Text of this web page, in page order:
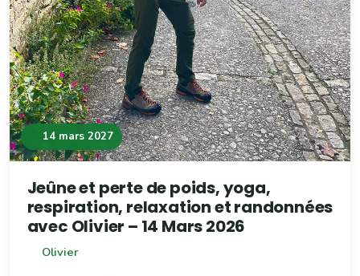
14 mars 2027
Jeûne et perte de poids, yoga,
respiration, relaxation et randonnées
avec Olivier – 14 Mars 2026
Olivier